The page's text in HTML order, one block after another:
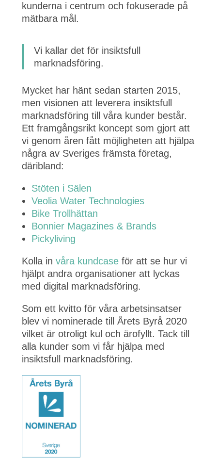
kunderna i centrum och fokuserade på
mätbara mål.
Vi kallar det för insiktsfull
marknadsföring.
Mycket har hänt sedan starten 2015,
men visionen att leverera insiktsfull
marknadsföring till våra kunder består.
Ett framgångsrikt koncept som gjort att
vi genom åren fått möjligheten att hjälpa
några av Sveriges främsta företag,
däribland:
Stöten i Sälen
Veolia Water Technologies
Bike Trollhättan
Bonnier Magazines & Brands
Pickyliving
Kolla in våra kundcaseför att se hur vi
hjälpt andra organisationer att lyckas
med digital marknadsföring.
Som ett kvitto för våra arbetsinsatser
blev vi nominerade till Årets Byrå 2020
vilket är otroligt kul och ärofyllt. Tack till
alla kunder som vi får hjälpa med
insiktsfull marknadsföring.